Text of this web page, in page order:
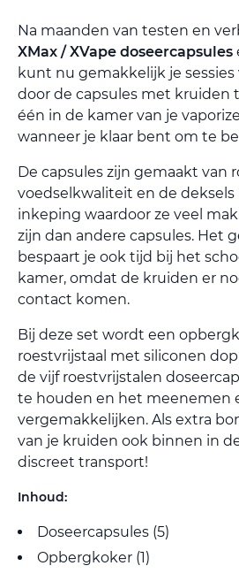
Na maanden van testen en
XMax / XVape doseercapsules
kunt nu gemakkelijk je sessies
door de capsules met kruiden
één in de kamer van je
wanneer je klaar bent om te
De capsules zijn gemaakt van
voedselkwaliteit en de
inkeping waardoor ze veel
zijn dan andere capsules. Het
bespaart je ook tijd bij het
kamer, omdat de kruiden er
contact komen.
Bij deze set wordt een
roestvrijstaal met siliconen
de vijf roestvrijstalen
te houden en het meenemen
vergemakkelijken. Als extra
van je kruiden ook binnen in
discreet transport!
Inhoud:
Doseercapsules (5)
Opbergkoker (1)